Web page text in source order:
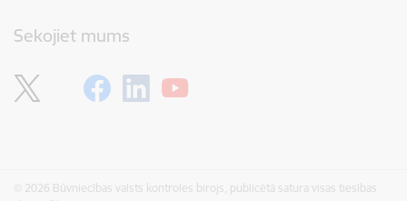
Sekojiet mums
© 2026 Būvniecības valsts kontroles birojs, publicētā satura visas tiesības